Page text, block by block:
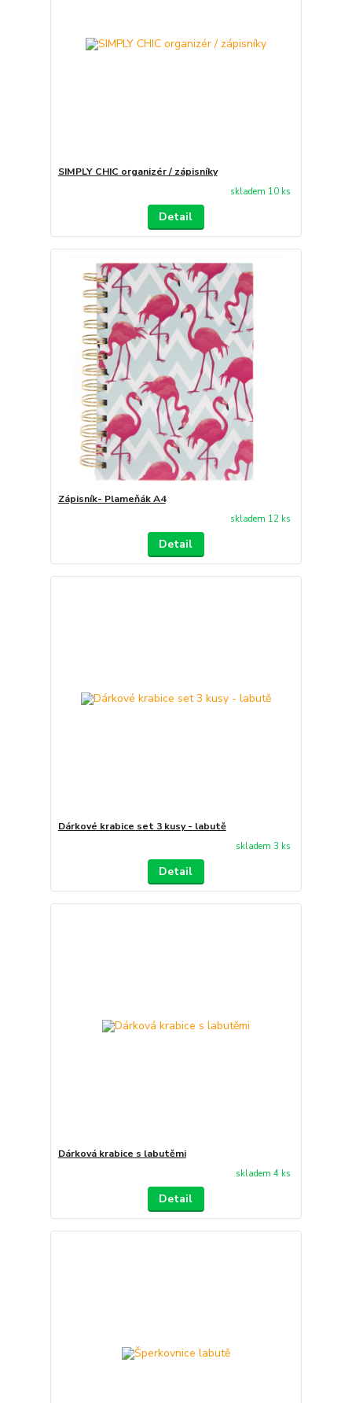
SIMPLY CHIC organizér / zápisníky
skladem 10 ks
Detail
Zápisník- Plameňák A4
skladem 12 ks
Detail
Dárkové krabice set 3 kusy - labutě
skladem 3 ks
Detail
Dárková krabice s labutěmi
skladem 4 ks
Detail